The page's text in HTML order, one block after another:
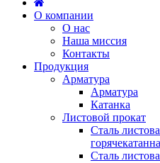
О компании
О нас
Наша миссия
Контакты
Продукция
Арматура
Арматура
Катанка
Листовой прокат
Сталь
Сталь